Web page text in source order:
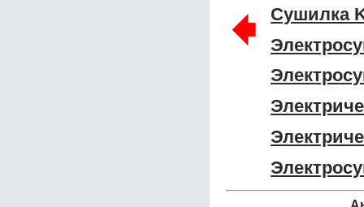
Сушилка
🠸